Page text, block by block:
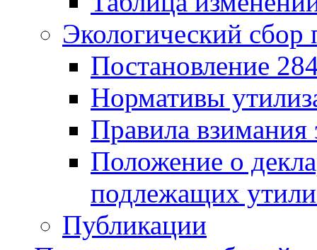
Экологический сбор
Постановление
Нормативы
Правила взимания
Положение о
подлежащих
Публикации